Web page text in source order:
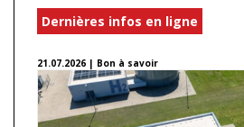
Dernières infos en ligne
21.07.2026 | Bon à savoir